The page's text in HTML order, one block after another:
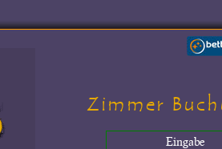
Zimmer
Eingabe